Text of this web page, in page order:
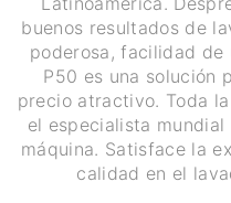
buenos resultados de
poderosa, facilidad de
P50 es una solución
precio atractivo. Toda
el especialista
máquina. Satisface la
calidad en el